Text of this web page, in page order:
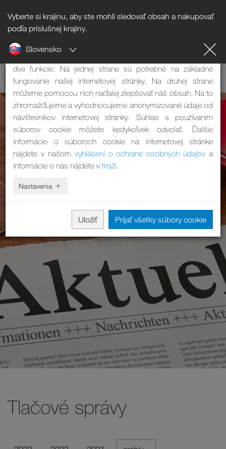
Vyberte si krajinu, aby ste mohli sledovať obsah a nakupovať
podľa príslušnej krajiny.
Slovensko
Tlačové správy
Informácie o súboroch cookie
Naša internetová stránka používa súbory cookie. Tie majú
dve funkcie: Na jednej strane sú potrebné na základné
fungovanie našej internetovej stránky. Na druhej strane
môžeme pomocou nich naďalej zlepšovať náš obsah. Na to
zhromažďujeme a vyhodnocujeme anonymizované údaje od
návštevníkov internetovej stránky. Súhlas s používaním
súborov cookie môžete kedykoľvek odvolať. Ďalšie
informácie o súboroch cookie na internetovej stránke
nájdete v našom vyhlásení o ochrane osobných údajov a
informácie o nás nájdete v tiráži.
Nastavenia
Uložiť Prijať všetky súbory cookie